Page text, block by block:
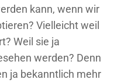
kann, wenn wir
Vielleicht weil
Weil sie ja
werden? Denn
ja bekanntlich mehr